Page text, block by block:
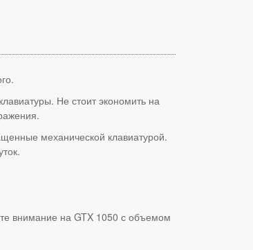
Не стоит экономить на
механической клавиатурой.
внимание на GTX 1050 с объемом